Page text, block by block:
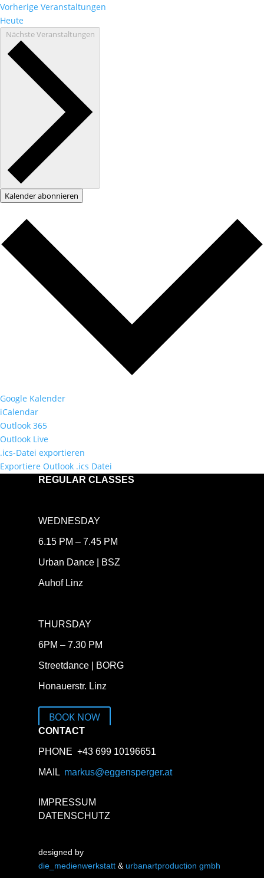
Vorherige Veranstaltungen
Heute
NächsteVeranstaltungen
Kalender abonnieren
Google Kalender
iCalendar
Outlook 365
Outlook Live
.ics-Datei exportieren
Exportiere Outlook .ics Datei
REGULAR
7.45 PM
Urban Dance |
PM
Streetdance |
BORG
Linz
CONTACT
MAILmarkus@eggensperger.at